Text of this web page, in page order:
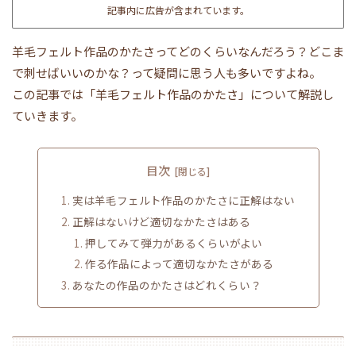
記事内に広告が含まれています。
羊毛フェルト作品のかたさってどのくらいなんだろう？どこま
で刺せばいいのかな？って疑問に思う人も多いですよね。
この記事では「羊毛フェルト作品のかたさ」について解説し
ていきます。
目次
実は羊毛フェルト作品のかたさに正解はない
正解はないけど適切なかたさはある
押してみて弾力があるくらいがよい
作る作品によって適切なかたさがある
あなたの作品のかたさはどれくらい？